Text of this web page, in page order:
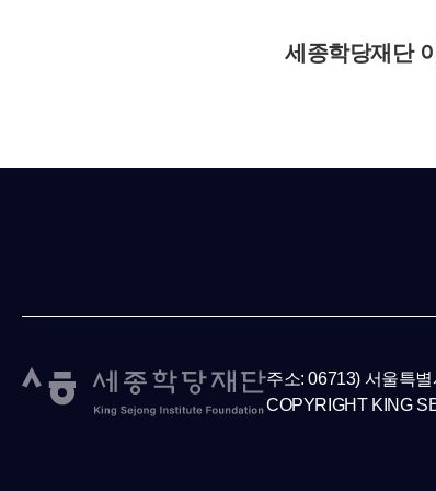
세종학당재단
주소: 06713) 서울특
COPYRIGHT KING